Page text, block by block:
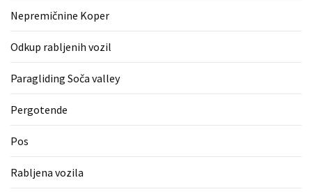
Nepremičnine Koper
Odkup rabljenih vozil
Paragliding Soča valley
Pergotende
Pos
Rabljena vozila